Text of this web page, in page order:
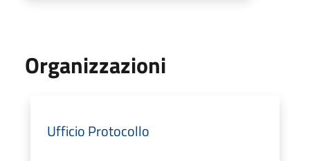
Organizzazioni
Ufficio Protocollo